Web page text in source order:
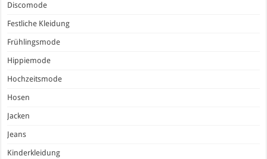
Discomode
Festliche Kleidung
Frühlingsmode
Hippiemode
Hochzeitsmode
Hosen
Jacken
Jeans
Kinderkleidung